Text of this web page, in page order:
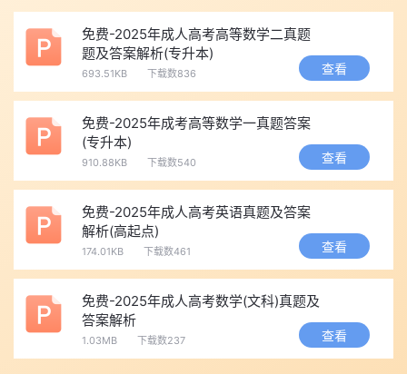
免费-2025年成人高考高等数学二真题
题及答案解析(专升本)
693.51KB 下载数836 查看
免费-2025年成考高等数学一真题答案
(专升本)
910.88KB 下载数540 查看
免费-2025年成人高考英语真题及答案
解析(高起点)
174.01KB 下载数461 查看
免费-2025年成人高考数学(文科)真题及
答案解析
1.03MB 下载数237 查看